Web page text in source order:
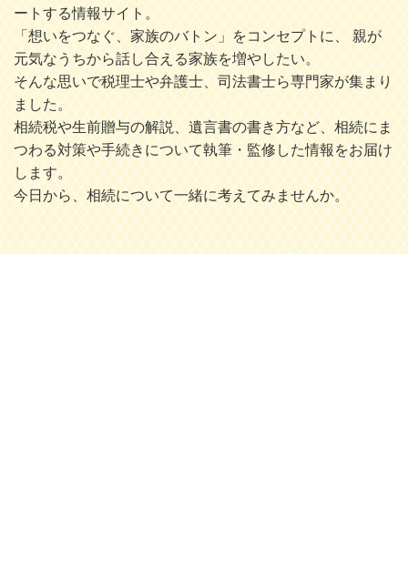
ートする情報サイト。
「想いをつなぐ、家族のバトン」をコンセプトに、 親が
元気なうちから話し合える家族を増やしたい。
そんな思いで税理士や弁護士、司法書士ら専門家が集まり
ました。
相続税や生前贈与の解説、遺言書の書き方など、相続にま
つわる対策や手続きについて執筆・監修した情報をお届け
します。
今日から、相続について一緒に考えてみませんか。